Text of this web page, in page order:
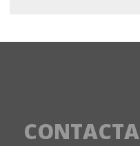
CONTACTA